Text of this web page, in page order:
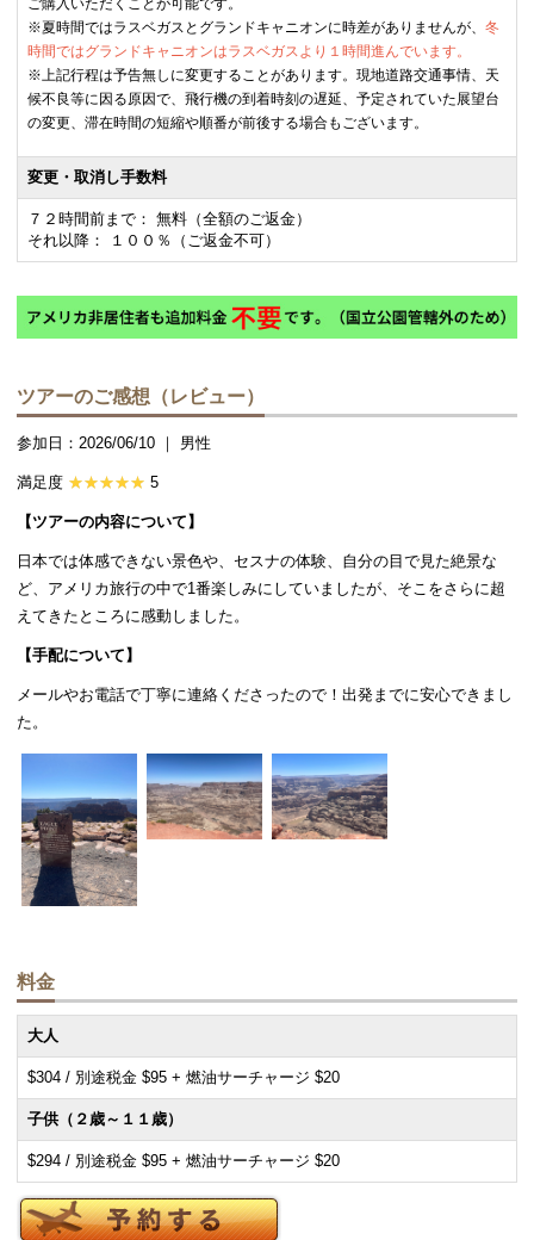
ご購入いただくことが可能です。
※夏時間ではラスベガスとグランドキャニオンに時差がありませんが、 冬
時間ではグランドキャニオンはラスベガスより１時間進んでいます。
※上記行程は予告無しに変更することがあります。現地道路交通事情、天
候不良等に因る原因で、飛行機の到着時刻の遅延、予定されていた展望台
の変更、滞在時間の短縮や順番が前後する場合もございます。
変更・取消し手数料
７２時間前まで： 無料（全額のご返金）
それ以降： １００％（ご返金不可）
ツアーのご感想（レビュー）
参加日：2026/06/10 ｜ 男性
満足度 5
【ツアーの内容について】
日本では体感できない景色や、セスナの体験、自分の目で見た絶景な
ど、アメリカ旅行の中で1番楽しみにしていましたが、そこをさらに超
えてきたところに感動しました。
【手配について】
メールやお電話で丁寧に連絡くださったので！出発までに安心できまし
た。
料金
大人
$304 / 別途税金 $95 + 燃油サーチャージ $20
子供（２歳～１１歳）
$294 / 別途税金 $95 + 燃油サーチャージ $20